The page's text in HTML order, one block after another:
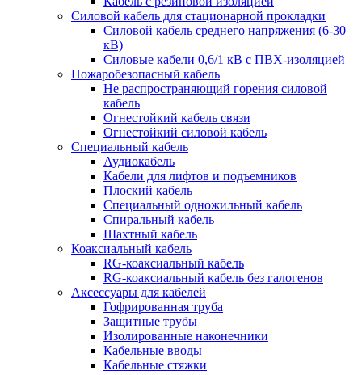
Силовой кабель для стационарной прокладки
Силовой кабель среднего напряжения (6-30
кВ)
Силовые кабели 0,6/1 кВ с ПВХ-изоляцией
Пожаробезопасный кабель
Не распространяющий горения силовой
кабель
Огнестойкий кабель связи
Огнестойкий силовой кабель
Специальный кабель
Аудиокабель
Кабели для лифтов и подъемников
Плоский кабель
Специальный одножильный кабель
Спиральный кабель
Шахтный кабель
Коаксиальный кабель
RG-коаксиальный кабель
RG-коаксиальный кабель без галогенов
Аксессуары для кабелей
Гофрированная труба
Защитные трубы
Изолированные наконечники
Кабельные вводы
Кабельные стяжки